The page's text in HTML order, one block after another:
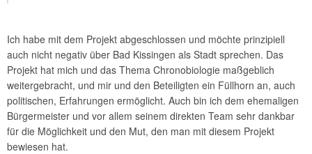
Ich habe mit dem Projekt abgeschlossen und möchte prinzipiell
auch nicht negativ über Bad Kissingen als Stadt sprechen. Das
Projekt hat mich und das Thema Chronobiologie maßgeblich
weitergebracht, und mir und den Beteiligten ein Füllhorn an, auch
politischen, Erfahrungen ermöglicht. Auch bin ich dem ehemaligen
Bürgermeister und vor allem seinem direkten Team sehr dankbar
für die Möglichkeit und den Mut, den man mit diesem Projekt
bewiesen hat.